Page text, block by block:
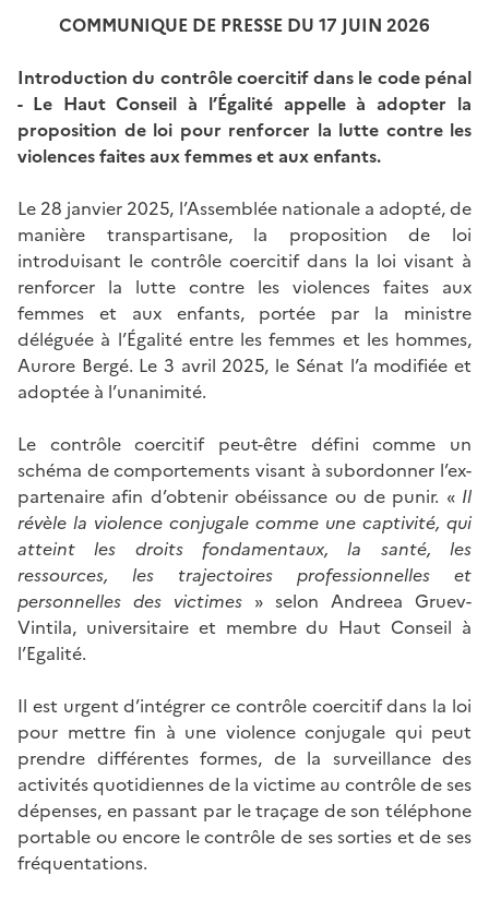
COMMUNIQUE DE PRESSE DU 17 JUIN 2026
Introduction du contrôle coercitif dans le code pénal
- Le Haut Conseil à l’Égalité appelle à adopter la
proposition de loi pour renforcer la lutte contre les
violences faites aux femmes et aux enfants.
Le 28 janvier 2025, l’Assemblée nationale a adopté, de
manière transpartisane, la proposition de loi
introduisant le contrôle coercitif dans la loi visant à
renforcer la lutte contre les violences faites aux
femmes et aux enfants, portée par la ministre
déléguée à l’Égalité entre les femmes et les hommes,
Aurore Bergé. Le 3 avril 2025, le Sénat l’a modifiée et
adoptée à l’unanimité.
Le contrôle coercitif peut-être défini comme un
schéma de comportements visant à subordonner l’ex-
partenaire afin d’obtenir obéissance ou de punir. « Il
révèle la violence conjugale comme une captivité, qui
atteint les droits fondamentaux, la santé, les
ressources, les trajectoires professionnelles et
personnelles des victimes » selon Andreea Gruev-
Vintila, universitaire et membre du Haut Conseil à
l’Egalité.
Il est urgent d’intégrer ce contrôle coercitif dans la loi
pour mettre fin à une violence conjugale qui peut
prendre différentes formes, de la surveillance des
activités quotidiennes de la victime au contrôle de ses
dépenses, en passant par le traçage de son téléphone
portable ou encore le contrôle de ses sorties et de ses
fréquentations.